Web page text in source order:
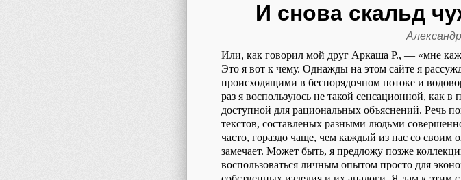
И снова скальд
Или, как говорил мой друг Аркаша Р., — «мне
Это я вот к чему. Однажды на этом сайте я
происходящими в беспорядочном потоке и
раз я воспользуюсь не такой сенсационной, как
доступной для рациональных объяснений. Речь
текстов, составленых разными людьми
часто, гораздо чаще, чем каждый из нас со своим
замечает. Может быть, я предложу позже
воспользоваться личным опытом просто для